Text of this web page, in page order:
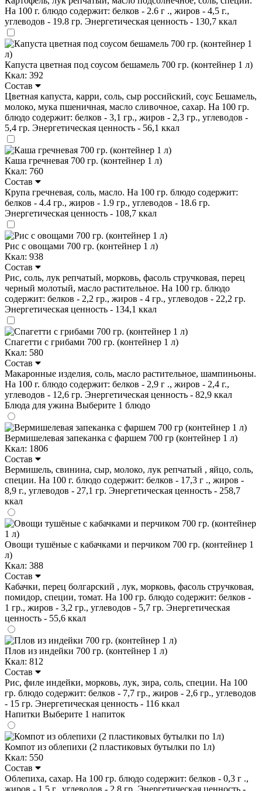
На 100 г. блюдо содержит: белков - 2.6 г ., жиров - 4,5 г.,
углеводов - 19.8 гр. Энергетическая ценность - 130,7 ккал
Капуста цветная под соусом бешамель 700 гр. (контейнер 1 л)
Ккал: 392
Состав
Цветная капуста, карри, соль, сыр российский, соус Бешамель,
молоко, мука пшеничная, масло сливочное, сахар. На 100 гр.
блюдо содержит: белков - 3,1 гр., жиров - 2,3 гр., углеводов -
5,4 гр. Энергетическая ценность - 56,1 ккал
Каша гречневая 700 гр. (контейнер 1 л)
Ккал: 760
Состав
Крупа гречневая, соль, масло. На 100 гр. блюдо содержит:
белков - 4.4 гр., жиров - 1.9 гр., углеводов - 18.6 гр.
Энергетическая ценность - 108,7 ккал
Рис с овощами 700 гр. (контейнер 1 л)
Ккал: 938
Состав
Рис, соль, лук репчатый, морковь, фасоль стручковая, перец
черный молотый, масло растительное. На 100 гр. блюдо
содержит: белков - 2,2 гр., жиров - 4 гр., углеводов - 22,2 гр.
Энергетическая ценность - 134,1 ккал
Спагетти с грибами 700 гр. (контейнер 1 л)
Ккал: 580
Состав
Макаронные изделия, соль, масло растительное, шампиньоны.
На 100 г. блюдо содержит: белков - 2,9 г ., жиров - 2,4 г.,
углеводов - 12,6 гр. Энергетическая ценность - 82,9 ккал
Блюда для ужина Выберите 1 блюдо
Вермишелевая запеканка с фаршем 700 гр (контейнер 1 л)
Ккал: 1806
Состав
Вермишель, свинина, сыр, молоко, лук репчатый , яйцо, соль,
специи. На 100 г. блюдо содержит: белков - 17,3 г ., жиров -
8,9 г., углеводов - 27,1 гр. Энергетическая ценность - 258,7
ккал
Овощи тушёные с кабачками и перчиком 700 гр. (контейнер 1
л)
Ккал: 388
Состав
Кабачки, перец болгарский , лук, морковь, фасоль стручковая,
помидор, специи, томат. На 100 гр. блюдо содержит: белков -
1 гр., жиров - 3,2 гр., углеводов - 5,7 гр. Энергетическая
ценность - 55,6 ккал
Плов из индейки 700 гр. (контейнер 1 л)
Ккал: 812
Состав
Рис, филе индейки, морковь, лук, зира, соль, специи. На 100
гр. блюдо содержит: белков - 7,7 гр., жиров - 2,6 гр., углеводов
- 15 гр. Энергетическая ценность - 116 ккал
Напитки Выберите 1 напиток
Компот из облепихи (2 пластиковых бутылки по 1л)
Ккал: 550
Состав
Облепиха, сахар. На 100 гр. блюдо содержит: белков - 0,3 г .,
жиров - 1,5 г., углеводов - 2.8 гр. Энергетическая ценность -